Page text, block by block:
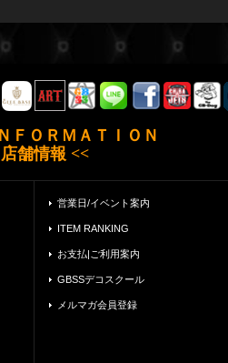
ＦＯＲＭＡＴＩＯＮ
舗情報 <<
営業日/イベント案内
ITEM RANKING
お支払|ご利用案内
GBSSデコスクール
メルマガ会員登録